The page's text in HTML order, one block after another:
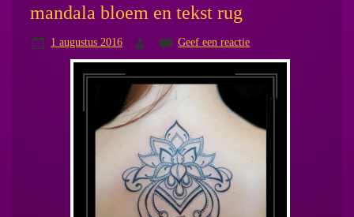
mandala bloem en tekst rug
1 augustus 2016 Geef een reactie